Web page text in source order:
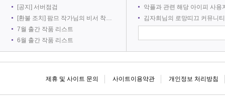
2026-
[공지] 서버점검
[환불 조치] 팜므 작가님의 비서 착취는 출간 취소로 인해 환불 되었습니다.
7월 출간 작품 리스트
6월 출간 작품 리스트
악플과 관련 해당 아이피 사용자를 차단
김자희님의 로망띠끄 커뮤니티 접속을 차단합
제휴 및 사이트 문의 사이트이용약관 개인정보 처리방침